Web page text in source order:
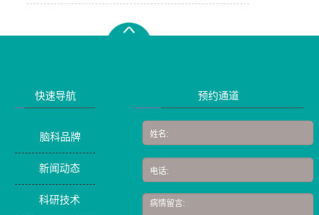
快速导航
脑科品牌
新闻动态
科研技术
预约通道